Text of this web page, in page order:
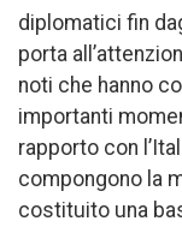
diplomatici fin
porta
noti che hanno
importanti
rapporto con
compongono la
costituito una